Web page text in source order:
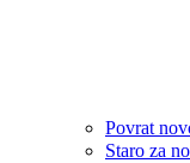
Povrat
Staro za